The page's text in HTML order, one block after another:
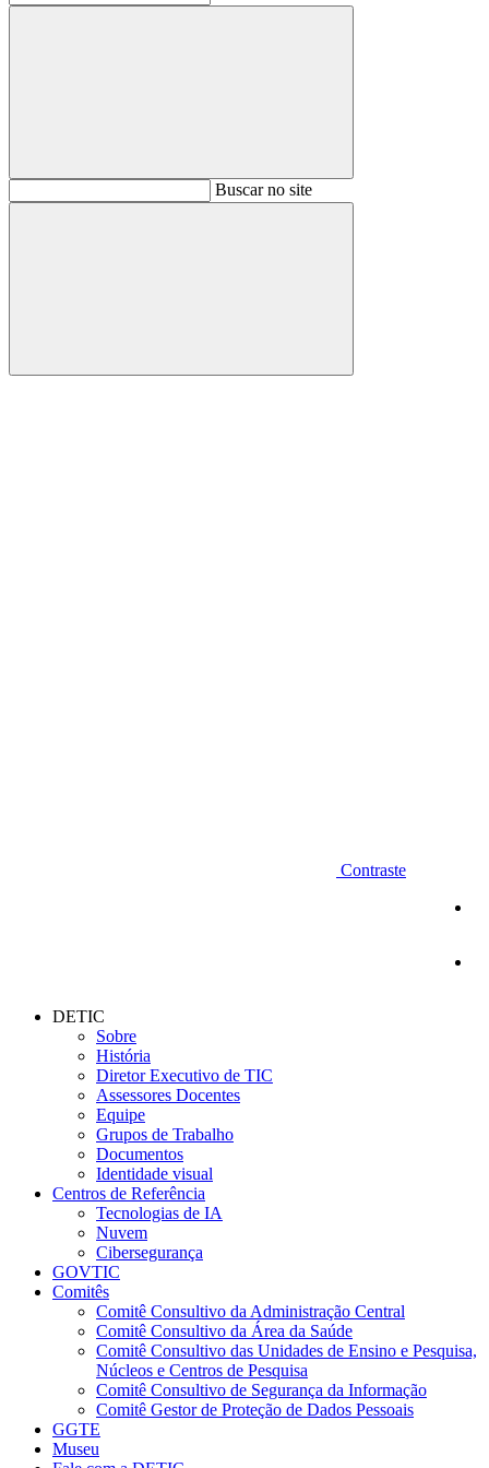
BuscarBuscar no site
Buscar
Contraste
DETIC
Sobre
História
Diretor Executivo de TIC
Assessores Docentes
Equipe
Grupos de Trabalho
Documentos
Identidade visual
Centros de Referência
Tecnologias de IA
Nuvem
Cibersegurança
GOVTIC
Comitês
Comitê Consultivo da Administração Central
Comitê Consultivo da Área da Saúde
Comitê Consultivo das Unidades de Ensino e Pesquisa,
Núcleos e Centros de Pesquisa
Comitê Consultivo de Segurança da Informação
Comitê Gestor de Proteção de Dados Pessoais
GGTE
Museu